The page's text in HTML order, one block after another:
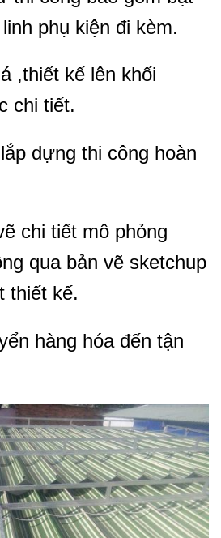
phụ kiện đi kèm.
,thiết kế lên khối
chi tiết.
dựng thi công hoàn
chi tiết mô phỏng
qua bản vẽ sketchup
thiết kế.
hàng hóa đến tận